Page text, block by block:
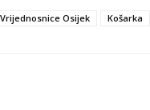
Vrijednosnice Osijek Košarka